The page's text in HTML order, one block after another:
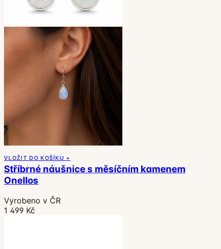
VLOŽIT DO KOŠÍKU +
Stříbrné náušnice s měsíčním kamenem
Onellos
Vyrobeno v ČR
1 499 Kč